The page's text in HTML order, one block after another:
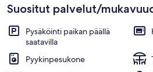
Suositut palvelut/
Pysäköinti paikan päällä
saatavilla
Pyykinpesukone